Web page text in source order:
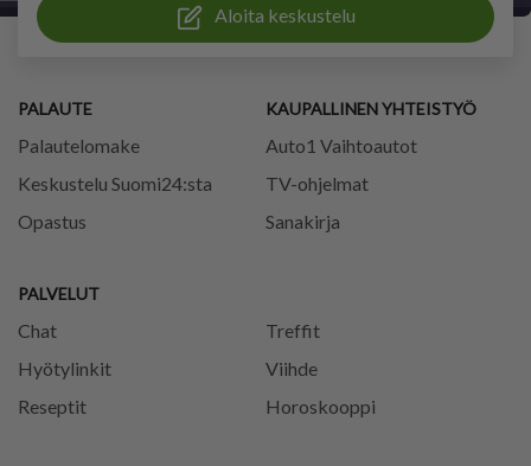
Aloita keskustelu
PALAUTE
Palautelomake
Keskustelu Suomi24:sta
Opastus
PALVELUT
Chat
Treffit
Hyötylinkit
Viihde
Reseptit
Horoskooppi
KAUPALLINEN YHTEISTYÖ
Auto1 Vaihtoautot
TV-ohjelmat
Sanakirja